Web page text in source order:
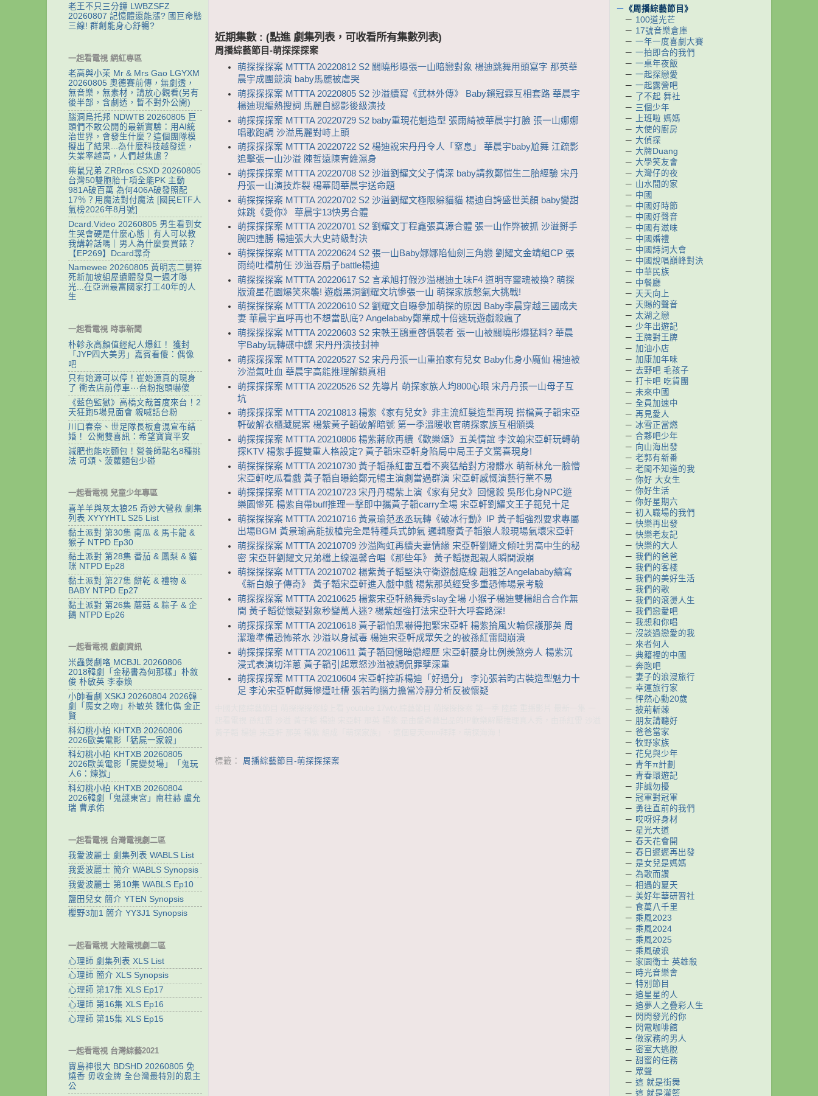
近期集數 : (點進 劇集列表，可收看所有集數列表)
周播綜藝節目-萌探探探案
萌探探探案 MTTTA 20220812 S2 關曉彤曝張一山暗戀對象 楊迪跳舞用頭寫字 那英華
晨宇成團競演 baby馬麗被虐哭
萌探探探案 MTTTA 20220805 S2 沙溢續寫《武林外傳》 Baby賴冠霖互相套路 華晨宇
楊迪現編熱搜詞 馬麗自認影後級演技
萌探探探案 MTTTA 20220729 S2 baby重現花魁造型 張雨綺被華晨宇打臉 張一山娜娜
唱歌跑調 沙溢馬麗對峙上頭
萌探探探案 MTTTA 20220722 S2 楊迪說宋丹丹令人「窒息」 華晨宇baby尬舞 江疏影
追擊張一山沙溢 陳哲遠陳宥維濕身
萌探探探案 MTTTA 20220708 S2 沙溢劉耀文父子情深 baby請教鄭愷生二胎經驗 宋丹
丹張一山演技炸裂 楊冪問華晨宇送命題
萌探探探案 MTTTA 20220702 S2 沙溢劉耀文極限躲貓貓 楊迪自誇盛世美顏 baby變甜
妹跳《愛你》 華晨宇13快男合體
萌探探探案 MTTTA 20220701 S2 劉耀文丁程鑫張真源合體 張一山作弊被抓 沙溢掰手
腕四連勝 楊迪張大大史詩級對決
萌探探探案 MTTTA 20220624 S2 張一山Baby娜娜陷仙劍三角戀 劉耀文金靖組CP 張
雨绮吐槽前任 沙溢吞扇子battle楊迪
萌探探探案 MTTTA 20220617 S2 言承旭打假沙溢楊迪土味F4 道明寺靈魂被換? 萌探
版流星花園爆笑來襲! 遊戲黑洞劉耀文坑慘張一山 萌探家族憋氣大挑戰!
萌探探探案 MTTTA 20220610 S2 劉耀文自曝參加萌探的原因 Baby李晨穿越三國成夫
妻 華晨宇直呼再也不想當臥底? Angelababy鄭業成十倍速玩遊戲殺瘋了
萌探探探案 MTTTA 20220603 S2 宋軼王鷗重啓僞裝者 張一山被關曉彤爆猛料? 華晨
宇Baby玩轉碟中諜 宋丹丹演技封神
萌探探探案 MTTTA 20220527 S2 宋丹丹張一山重拍家有兒女 Baby化身小魔仙 楊迪被
沙溢氣吐血 華晨宇高能推理解鎖真相
萌探探探案 MTTTA 20220526 S2 先導片 萌探家族人均800心眼 宋丹丹張一山母子互
坑
萌探探探案 MTTTA 20210813 楊紫《家有兒女》非主流紅髮造型再現 搭檔黃子韜宋亞
軒破解衣櫃藏屍案 楊紫黃子韜破解暗號 第一季溫暖收官萌探家族互相頒獎
萌探探探案 MTTTA 20210806 楊紫蔣欣再續《歡樂頌》五美情誼 李汶翰宋亞軒玩轉萌
探KTV 楊紫手握雙重人格設定? 黃子韜宋亞軒身陷局中局王子文驚喜現身!
萌探探探案 MTTTA 20210730 黃子韜孫紅雷互看不爽猛給對方潑髒水 萌新林允一臉懵
宋亞軒吃瓜看戲 黃子韜自曝給鄭元暢主演劇當過群演 宋亞軒感慨演藝行業不易
萌探探探案 MTTTA 20210723 宋丹丹楊紫上演《家有兒女》回憶殺 吳彤化身NPC遊
樂園慘死 楊紫自帶buff推理一擊即中攜黃子韜carry全場 宋亞軒劉耀文王子範兒十足
萌探探探案 MTTTA 20210716 黃景瑜范丞丞玩轉《破冰行動》IP 黃子韜強烈要求專屬
出場BGM 黃景瑜高能拔槍完全是特種兵式帥氣 邏輯廢黃子韜狼人殺現場氣壞宋亞軒
萌探探探案 MTTTA 20210709 沙溢陶虹再續夫妻情緣 宋亞軒劉耀文傾吐男高中生的秘
密 宋亞軒劉耀文兄弟檔上線溫馨合唱《那些年》 黃子韜提起親人瞬間淚崩
萌探探探案 MTTTA 20210702 楊紫黃子韜堅決守衛遊戲底線 趙雅芝Angelababy續寫
《新白娘子傳奇》 黃子韜宋亞軒進入戲中戲 楊紫那英經受多重恐怖場景考驗
萌探探探案 MTTTA 20210625 楊紫宋亞軒熱舞秀slay全場 小猴子楊迪雙楊組合合作無
間 黃子韜從懷疑對象秒變萬人迷? 楊紫超強打法宋亞軒大呼套路深!
萌探探探案 MTTTA 20210618 黃子韜怕黑嚇得抱緊宋亞軒 楊紫掄風火輪保護那英 周
潔瓊準備恐怖茶水 沙溢以身試毒 楊迪宋亞軒成眾矢之的被孫紅雷問崩潰
萌探探探案 MTTTA 20210611 黃子韜回憶暗戀經歷 宋亞軒腰身比例羨煞旁人 楊紫沉
浸式表演切洋蔥 黃子韜引起眾怒沙溢被調侃罪孽深重
萌探探探案 MTTTA 20210604 宋亞軒控訴楊迪「好過分」 李沁張若昀古裝造型魅力十
足 李沁宋亞軒獻舞慘遭吐槽 張若昀腦力擔當冷靜分析反被懷疑
標籤： 周播綜藝節目-萌探探探案
老王不只三分鐘 LWBZSFZ
20260807 記憶體還能漲? 國巨命懸
三線! 群創能身心舒暢?
一起看電視 網紅專區
老高與小茉 Mr & Mrs Gao LGYXM
20260805 奧德賽前傳，無劇透，
無音樂，無素材，請放心觀看(另有
後半部，含劇透，暫不對外公開)
腦洞烏托邦 NDWTB 20260805 巨
頭們不敢公開的最新實驗：用AI統
治世界，會發生什麼？這個團隊模
擬出了結果...為什麼科技越發達，
失業率越高，人們越焦慮？
柴鼠兄弟 ZRBros CSXD 20260805
台灣50雙胞胎十項全能PK 主動
981A破百萬 為何406A破發照配
17％？用魔法對付魔法 [國民ETF人
氣榜2026年8月號]
Dcard.Video 20260805 男生看到女
生哭會硬是什麼心態｜有人可以教
我講幹話嗎｜男人為什麼要買錶？
【EP269】Dcard尋奇
Namewee 20260805 黃明志二舅猝
死新加坡組屋遺體發臭一週才曝
光...在亞洲最富國家打工40年的人
生
一起看電視 時事新聞
朴軫永高顏值經紀人爆紅！ 獲封
「JYP四大美男」嘉賓看傻：偶像
吧
只有始源可以停！崔始源真的現身
了 衝去店前停車⋯台粉抱頭嚇傻
《藍色監獄》高橋文哉首度來台！2
天狂跑5場見面會 親喊話台粉
川口春奈、世足隊長板倉滉宣布結
婚！ 公開雙喜訊：希望寶寶平安
減肥也能吃麵包！營養師點名8種挑
法 可頌、菠蘿麵包少碰
一起看電視 兒童少年專區
喜羊羊與灰太狼25 奇妙大營救 劇集
列表 XYYYHTL S25 List
黏土派對 第30集 南瓜 & 馬卡龍 &
猴子 NTPD Ep30
黏土派對 第28集 番茄 & 鳳梨 & 貓
咪 NTPD Ep28
黏土派對 第27集 餅乾 & 禮物 &
BABY NTPD Ep27
黏土派對 第26集 蘑菇 & 粽子 & 企
鵝 NTPD Ep26
一起看電視 戲劇資訊
米蟲煲劇咯 MCBJL 20260806
2018韓劇「金秘書為何那樣」朴敘
俊 朴敏英 李泰煥
小帥看劇 XSKJ 20260804 2026韓
劇「魔女之吻」朴敏英 魏化儁 金正
賢
科幻桃小柏 KHTXB 20260806
2026歐美電影「猛屍一家親」
科幻桃小柏 KHTXB 20260805
2026歐美電影「屍變焚場」「鬼玩
人6：煉獄」
科幻桃小柏 KHTXB 20260804
2026韓劇「鬼謎東宮」南柱赫 盧允
瑞 曹承佑
一起看電視 台灣電視劇二區
我愛波麗士 劇集列表 WABLS List
我愛波麗士 簡介 WABLS Synopsis
我愛波麗士 第10集 WABLS Ep10
鹽田兒女 簡介 YTEN Synopsis
櫻野3加1 簡介 YY3J1 Synopsis
一起看電視 大陸電視劇二區
心理師 劇集列表 XLS List
心理師 簡介 XLS Synopsis
心理師 第17集 XLS Ep17
心理師 第16集 XLS Ep16
心理師 第15集 XLS Ep15
一起看電視 台灣綜藝2021
寶島神很大 BDSHD 20260805 免
燒香 毋收金牌 全台灣最特別的恩主
公
－ 《周播綜藝節目》
－ 100道光芒
－ 17號音樂倉庫
－ 一年一度喜劇大賽
－ 一拍即合的我們
－ 一桌年夜飯
－ 一起探戀愛
－ 一起露營吧
－
了不起 舞社
－ 三個少年
－
上班啦 媽媽
－ 大使的廚房
－ 大偵探
－ 大牌Duang
－ 大學笑友會
－ 大灣仔的夜
－ 山水間的家
－ 中國
－ 中國好時節
－ 中國好聲音
－ 中國有滋味
－ 中國婚禮
－ 中國詩詞大會
－ 中國說唱巔峰對決
－ 中華民族
－ 中餐廳
－ 天天向上
－ 天賜的聲音
－ 太湖之戀
－ 少年出遊記
－ 王牌對王牌
－ 加油小店
－ 加康加年味
－ 去野吧 毛孩子
－ 打卡吧 吃貨團
－ 未來中國
－ 全員加速中
－ 再見愛人
－ 冰雪正當燃
－ 合夥吧少年
－ 向山海出發
－ 老郭有新番
－ 老闆不知道的我
－ 你好 大女生
－ 你好生活
－ 你好星期六
－ 初入職場的我們
－ 快樂再出發
－ 快樂老友記
－ 快樂的大人
－ 我們的爸爸
－ 我們的客棧
－ 我們的美好生活
－ 我們的歌
－ 我們的滾燙人生
－ 我們戀愛吧
－ 我想和你唱
－ 沒談過戀愛的我
－ 來者何人
－ 典籍裡的中國
－ 奔跑吧
－ 妻子的浪漫旅行
－ 幸運旅行家
－ 怦然心動20歲
－ 披荊斬棘
－ 朋友請聽好
－ 爸爸當家
－ 牧野家族
－ 花兒與少年
－ 青年π計劃
－ 青春環遊記
－ 非誠勿擾
－ 冠軍對冠軍
－ 勇往直前的我們
－ 哎呀好身材
－ 星光大道
－ 春天花會開
－ 春日遲遲再出發
－ 是女兒是媽媽
－ 為歌而讚
－ 相遇的夏天
－ 美好年華研習社
－ 食萬八千里
－ 乘風2023
－ 乘風2024
－ 乘風2025
－ 乘風破浪
－ 家園衛士 英雄殺
－ 時光音樂會
－ 特別節目
－ 追星星的人
－ 追夢人之疊彩人生
－ 閃閃發光的你
－ 閃電咖啡館
－ 做家務的男人
－ 密室大逃脫
－ 甜蜜的任務
－ 眾聲
－ 這 就是街舞
－ 這 就是灌籃